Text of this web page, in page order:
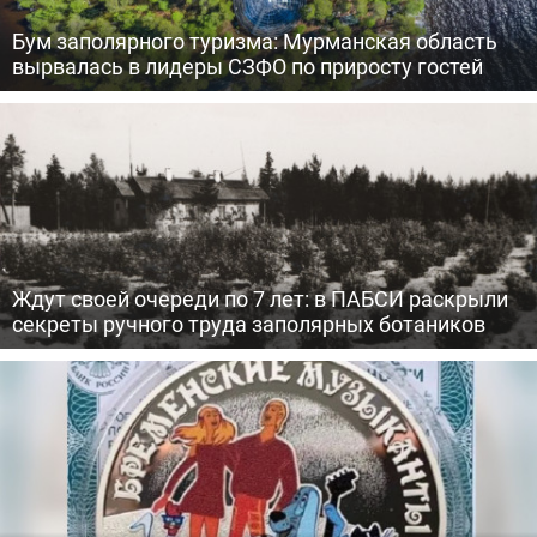
Бум заполярного туризма: Мурманская область
вырвалась в лидеры СЗФО по приросту гостей
Ждут своей очереди по 7 лет: в ПАБСИ раскрыли
секреты ручного труда заполярных ботаников